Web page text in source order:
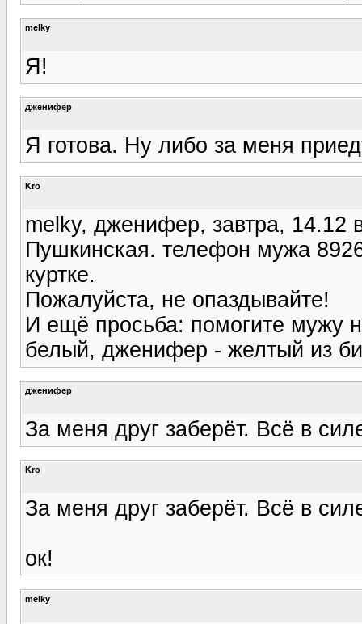
melky
Я!
дженифер
Я готова. Ну либо за меня
Kro
melky, дженифер, завтра, 14.12
Пушкинская. телефон мужа
куртке.
Пожалуйста, не опаздывайте!
И ещё просьба: помогите мужу
белый, дженифер - желтый из
дженифер
За меня друг заберёт. Всё в
Kro
За меня друг заберёт. Всё в
ок!
melky